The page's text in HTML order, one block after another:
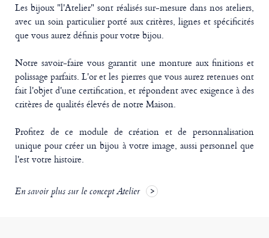
Les bijoux "l'Atelier" sont réalisés sur-mesure dans nos ateliers,
avec un soin particulier porté aux critères, lignes et spécificités
que vous aurez définis pour votre bijou.
Notre savoir-faire vous garantit une monture aux finitions et
polissage parfaits. L'or et les pierres que vous aurez retenues ont
fait l'objet d'une certification, et répondent avec exigence à des
critères de qualités élevés de notre Maison.
Profitez de ce module de création et de personnalisation
unique pour créer un bijou à votre image, aussi personnel que
l'est votre histoire.
En savoir plus sur le concept Atelier